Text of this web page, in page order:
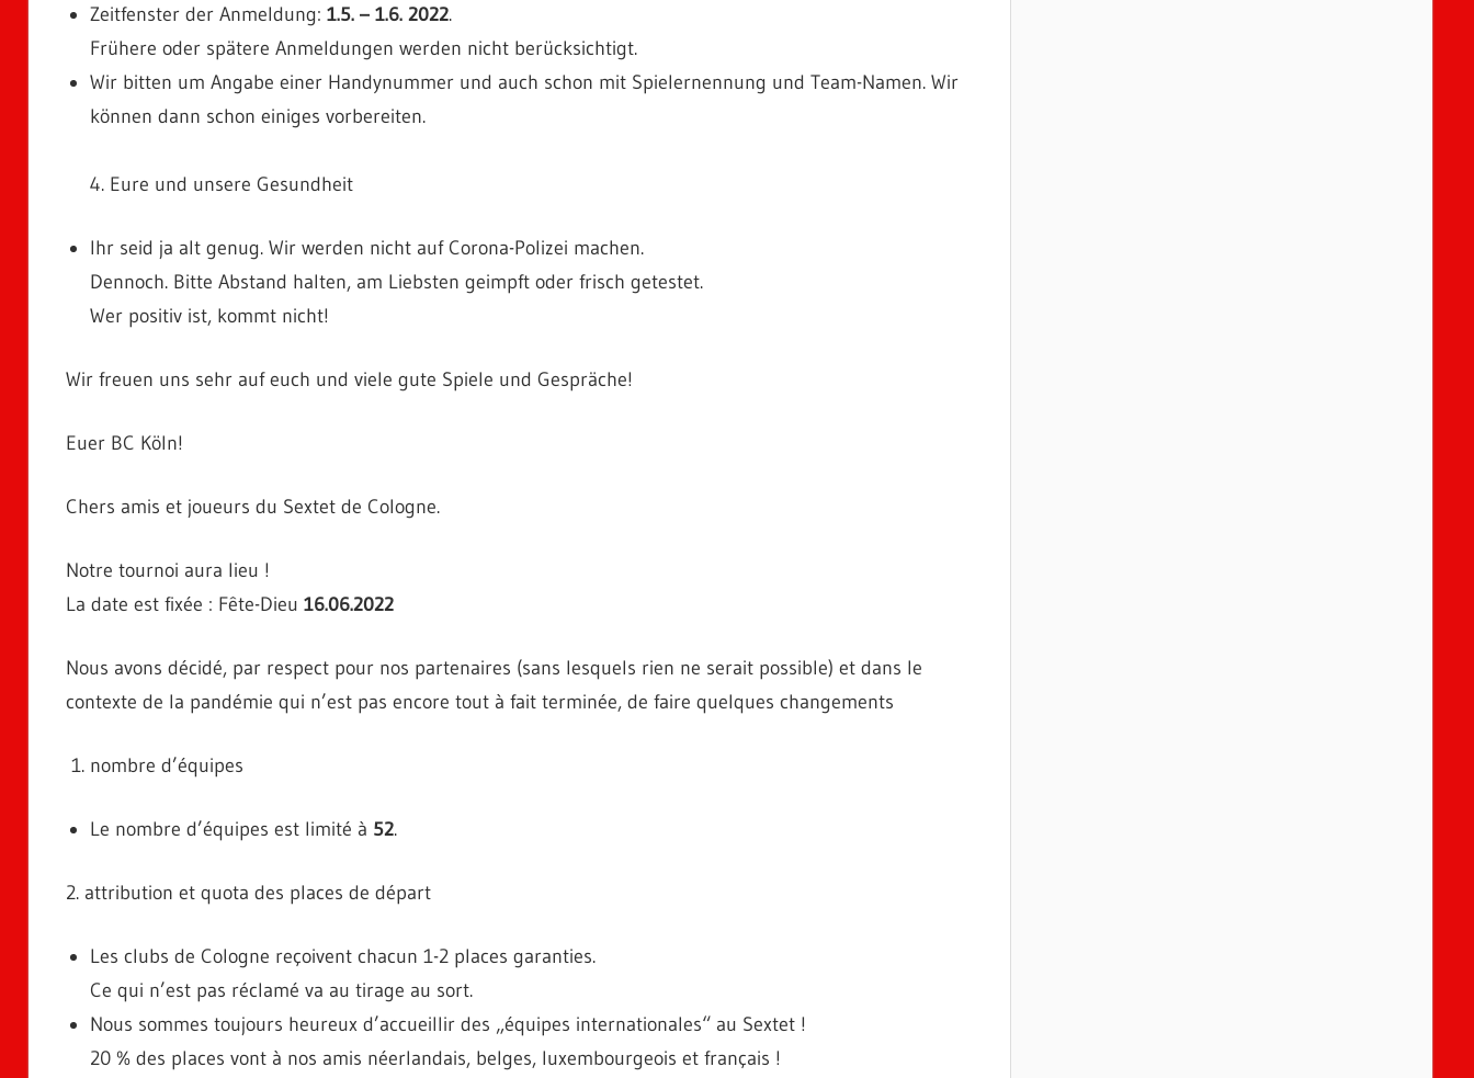
Zeitfenster der Anmeldung: 1.5. – 1.6. 2022.
Frühere oder spätere Anmeldungen werden nicht berücksichtigt.
Wir bitten um Angabe einer Handynummer und auch schon mit Spielernennung und Team-Namen. Wir
können dann schon einiges vorbereiten.
4. Eure und unsere Gesundheit
Ihr seid ja alt genug. Wir werden nicht auf Corona-Polizei machen.
Dennoch. Bitte Abstand halten, am Liebsten geimpft oder frisch getestet.
Wer positiv ist, kommt nicht!
Wir freuen uns sehr auf euch und viele gute Spiele und Gespräche!
Euer BC Köln!
Chers amis et joueurs du Sextet de Cologne.
Notre tournoi aura lieu !
La date est fixée : Fête-Dieu 16.06.2022
Nous avons décidé, par respect pour nos partenaires (sans lesquels rien ne serait possible) et dans le
contexte de la pandémie qui n’est pas encore tout à fait terminée, de faire quelques changements
nombre d’équipes
Le nombre d’équipes est limité à 52.
2. attribution et quota des places de départ
Les clubs de Cologne reçoivent chacun 1-2 places garanties.
Ce qui n’est pas réclamé va au tirage au sort.
Nous sommes toujours heureux d’accueillir des „équipes internationales“ au Sextet !
20 % des places vont à nos amis néerlandais, belges, luxembourgeois et français !